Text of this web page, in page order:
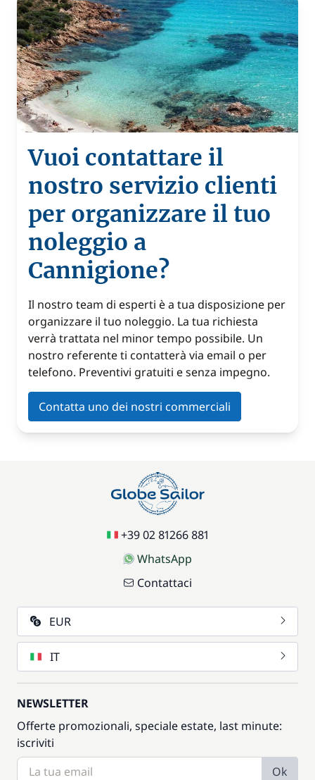
Vuoi contattare il
nostro servizio clienti
per organizzare il tuo
noleggio a
Cannigione?
Il nostro team di esperti è a tua disposizione per
organizzare il tuo noleggio. La tua richiesta
verrà trattata nel minor tempo possibile. Un
nostro referente ti contatterà via email o per
telefono. Preventivi gratuiti e senza impegno.
Contatta uno dei nostri commerciali
+39 02 81266 881
WhatsApp
Contattaci
EUR
IT
NEWSLETTER
Offerte promozionali, speciale estate, last minute:
iscriviti
Ok